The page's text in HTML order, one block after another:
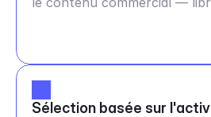
Sélection basée sur